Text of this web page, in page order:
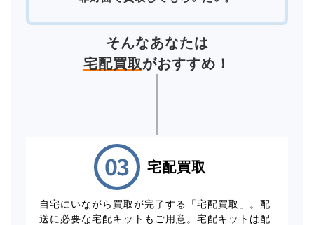
そんなあなたは
宅配買取がおすすめ！
宅配買取
自宅にいながら買取が完了する「宅配買取」。配
送に必要な宅配キットもご用意。宅配キットは配